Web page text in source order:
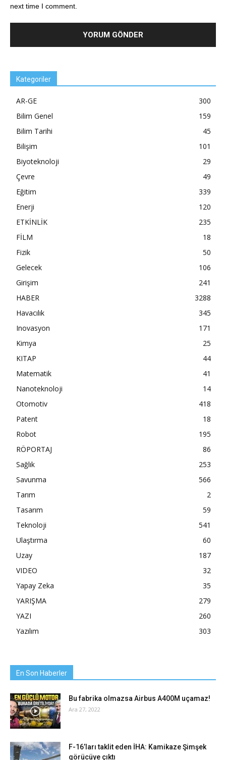
next time I comment.
Kategoriler
AR-GE
300
Bilim Genel
159
Bilim Tarihi
45
Bilişim
101
Biyoteknoloji
29
Çevre
49
Eğitim
339
Enerji
120
ETKİNLİK
235
FİLM
18
Fizik
50
Gelecek
106
Girişim
241
HABER
3288
Havacılık
345
Inovasyon
171
Kimya
25
KITAP
44
Matematik
41
Nanoteknoloji
14
Otomotiv
418
Patent
18
Robot
195
RÖPORTAJ
86
Sağlık
253
Savunma
566
Tarım
2
Tasarım
59
Teknoloji
541
Ulaştırma
60
Uzay
187
VIDEO
32
Yapay Zeka
35
YARIŞMA
279
YAZI
260
Yazılım
303
En Son Haberler
Bu fabrika olmazsa Airbus A400M uçamaz!
Ara 27, 2022
F-16’ları taklit eden İHA: Kamikaze Şimşek
görücüye çıktı